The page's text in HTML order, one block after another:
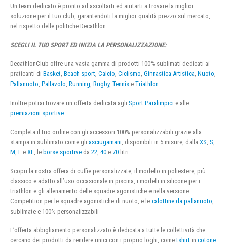
Un team dedicato è pronto ad ascoltarti ed aiutarti a trovare la miglior
soluzione per il tuo club, garantendoti la miglior qualità prezzo sul mercato,
nel rispetto delle politiche Decathlon.
SCEGLI IL TUO SPORT ED INIZIA LA PERSONALIZZAZIONE:
DecathlonClub offre una vasta gamma di prodotti 100% sublimati dedicati ai
praticanti di Basket, Beach sport, Calcio, Ciclismo, Ginnastica Artistica, Nuoto,
Pallanuoto, Pallavolo, Running, Rugby, Tennis e Triathlon.
Inoltre potrai trovare un offerta dedicata agli Sport Paralimpici e alle
premiazioni sportive
Completa il tuo ordine con gli accessori 100% personalizzabili grazie alla
stampa in sublimato come gli asciugamani , disponibili in 5 misure, dalla XS S
M L e XL , le borse sportive da 22 40 e 70 litri.
Scopri la nostra offera di cuffie personalizzate, il modello in poliestere, più
classico e adatto all’uso occasionale in piscina, i modelli in silicone per i
triathlon e gli allenamento delle squadre agonistiche e nella versione
Competition per le squadre agonistiche di nuoto, e le calottine da pallanuoto,
sublimate e 100% personalizzabili
L’offerta abbigliamento personalizzato è dedicata a tutte le collettività che
cercano dei prodotti da rendere unici con i proprio loghi, cometshirt in cotone